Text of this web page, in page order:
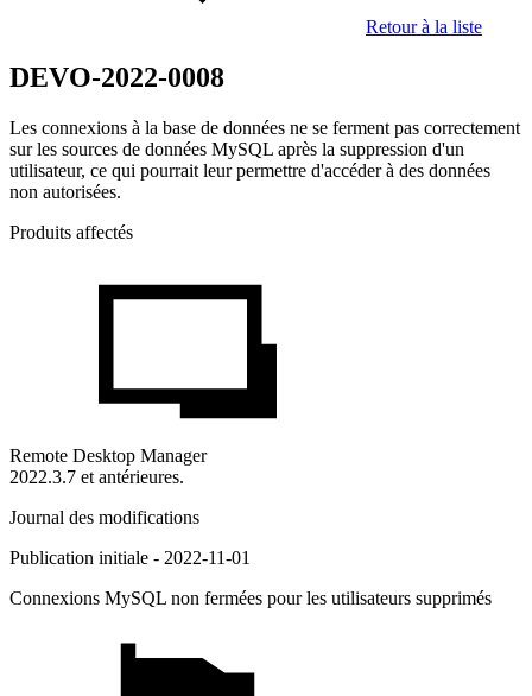
Retour à la liste
DEVO-2022-0008
Les connexions à la base de données ne se ferment pas correctement
sur les sources de données MySQL après la suppression d'un
utilisateur, ce qui pourrait leur permettre d'accéder à des données
non autorisées.
Produits affectés
Remote Desktop Manager
2022.3.7 et antérieures.
Journal des modifications
Publication initiale - 2022-11-01
Connexions MySQL non fermées pour les utilisateurs supprimés